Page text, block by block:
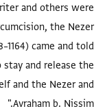
and others were
the Nezer
came and told
and release the
and the Nezer and
Avraham b. Nissim."